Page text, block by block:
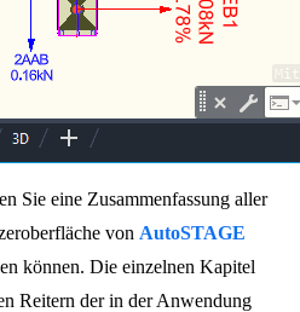
Sie eine Zusammenfassung aller
von AutoSTAGE
können. Die einzelnen Kapitel
Reitern der in der Anwendung